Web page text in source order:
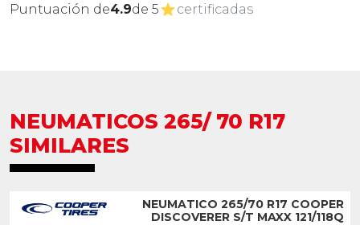
Puntuación de4.9de 5 certificadas
NEUMATICOS 265/ 70 R17
SIMILARES
NEUMATICO 265/70 R17 COOPER
DISCOVERER S/T MAXX 121/118Q